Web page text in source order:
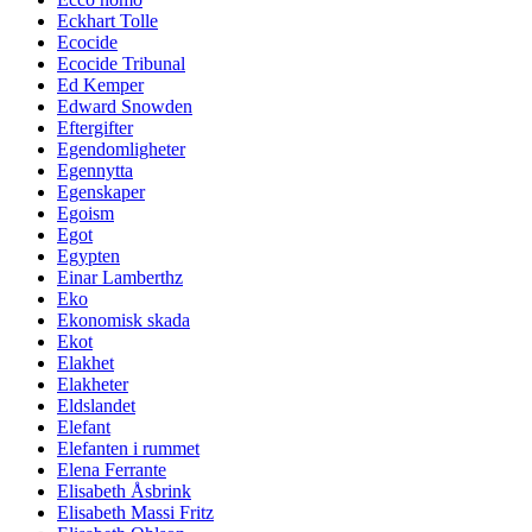
Eckhart Tolle
Ecocide
Ecocide Tribunal
Ed Kemper
Edward Snowden
Eftergifter
Egendomligheter
Egennytta
Egenskaper
Egoism
Egot
Egypten
Einar Lamberthz
Eko
Ekonomisk skada
Ekot
Elakhet
Elakheter
Eldslandet
Elefant
Elefanten i rummet
Elena Ferrante
Elisabeth Åsbrink
Elisabeth Massi Fritz